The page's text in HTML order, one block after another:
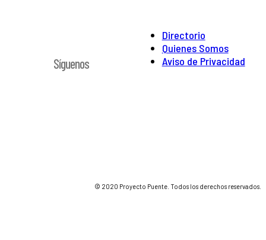
Directorio
Quienes Somos
Aviso de Privacidad
Síguenos
© 2020 Proyecto Puente. Todos los derechos reservados.